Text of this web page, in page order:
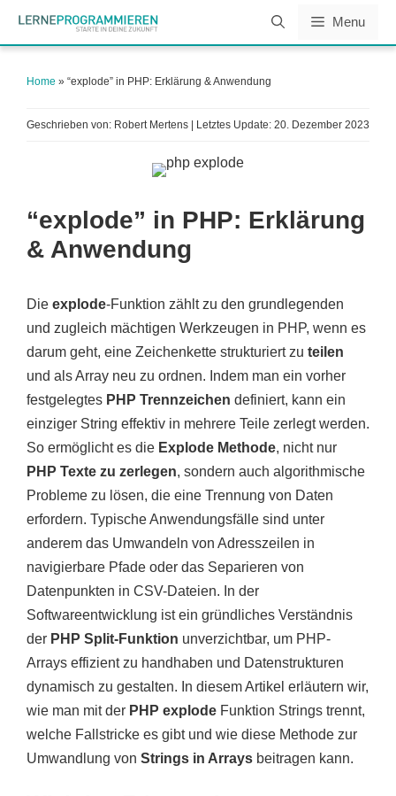
Menu
Home » “explode” in PHP: Erklärung & Anwendung
Geschrieben von: Robert Mertens | Letztes Update: 20. Dezember 2023
“explode” in PHP: Erklärung
& Anwendung
Die explode-Funktion zählt zu den grundlegenden
und zugleich mächtigen Werkzeugen in PHP, wenn es
darum geht, eine Zeichenkette strukturiert zu teilen
und als Array neu zu ordnen. Indem man ein vorher
festgelegtes PHP Trennzeichen definiert, kann ein
einziger String effektiv in mehrere Teile zerlegt werden.
So ermöglicht es die Explode Methode, nicht nur
PHP Texte zu zerlegen, sondern auch algorithmische
Probleme zu lösen, die eine Trennung von Daten
erfordern. Typische Anwendungsfälle sind unter
anderem das Umwandeln von Adresszeilen in
navigierbare Pfade oder das Separieren von
Datenpunkten in CSV-Dateien. In der
Softwareentwicklung ist ein gründliches Verständnis
der PHP Split-Funktion unverzichtbar, um PHP-
Arrays effizient zu handhaben und Datenstrukturen
dynamisch zu gestalten. In diesem Artikel erläutern wir,
wie man mit der PHP explode Funktion Strings trennt,
welche Fallstricke es gibt und wie diese Methode zur
Umwandlung von Strings in Arrays beitragen kann.